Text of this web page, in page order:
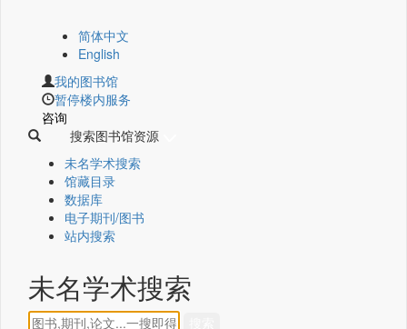
简体中文
English
我的图书馆
暂停楼内服务
咨询
搜索图书馆资源
未名学术搜索
馆藏目录
数据库
电子期刊/图书
站内搜索
未名学术搜索